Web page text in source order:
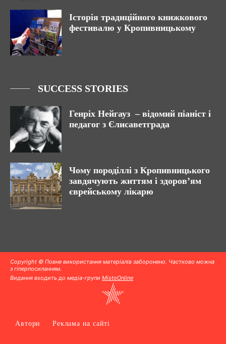
Історія традиційного книжкового
фестивалю у Кропивницькому
SUCCESS STORIES
Генріх Нейгауз – відомий піаніст і
педагог з Єлисаветграда
Чому породіллі з Кропивницького
завдячують життям і здоров’ям
єврейському лікарю
Copyright © Повне використання матеріалів заборонено. Частково можна
з гіперпосиланням.
Видання входить до медіа-групи MistoOnline
Автори Реклама на сайті